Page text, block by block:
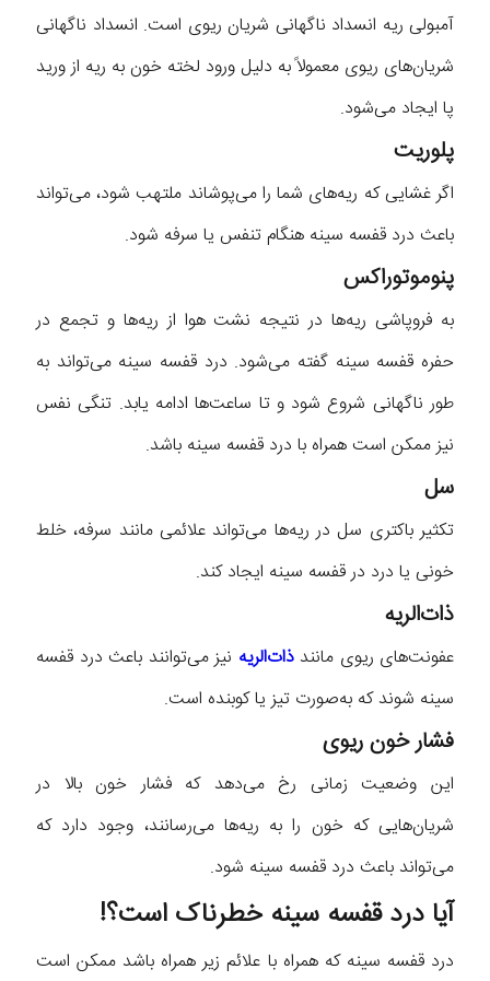
آمبولی ریه انسداد ناگهانی شریان ریوی است. انسداد ناگهانی
شریان‌های ریوی معمولاً به دلیل ورود لخته خون به ریه از ورید
پا ایجاد می‌شود.
پلوریت
اگر غشایی که ریه‌های شما را می‌پوشاند ملتهب شود، می‌تواند
باعث درد قفسه سینه هنگام تنفس یا سرفه شود.
پنوموتوراکس
به فروپاشی ریه‌ها در نتیجه نشت هوا از ریه‌ها و تجمع در
حفره قفسه سینه گفته می‌شود. درد قفسه سینه می‌تواند به
طور ناگهانی شروع شود و تا ساعت‌ها ادامه یابد. تنگی نفس
نیز ممکن است همراه با درد قفسه سینه باشد.
سل
تکثیر باکتری سل در ریه‌ها می‌تواند علائمی مانند سرفه، خلط
خونی یا درد در قفسه سینه ایجاد کند.
ذات‌الریه
عفونت‌های ریوی مانندذات‌الریه نیز می‌توانند باعث درد قفسه
سینه شوند که به‌صورت تیز یا کوبنده است.
فشار خون ریوی
این وضعیت زمانی رخ می‌دهد که فشار خون بالا در
شریان‌هایی که خون را به ریه‌ها می‌رسانند، وجود دارد که
می‌تواند باعث درد قفسه سینه شود.
آیا درد قفسه سینه خطرناک است؟!
درد قفسه سینه که همراه با علائم زیر همراه باشد ممکن است